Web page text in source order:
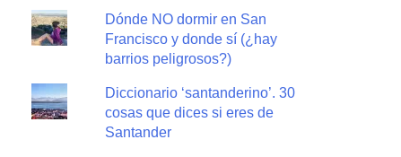
Dónde NO dormir en San
Francisco y donde sí (¿hay
barrios peligrosos?)
Diccionario ‘santanderino’. 30
cosas que dices si eres de
Santander